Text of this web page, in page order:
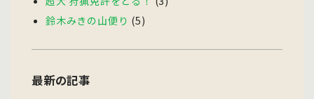
鈴木みきの山便り (5)
最新の記事